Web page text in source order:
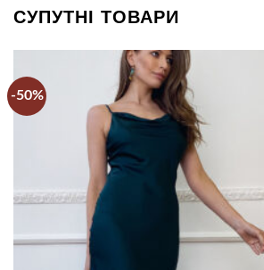
СУПУТНІ ТОВАРИ
-50%